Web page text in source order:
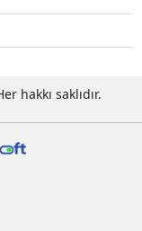
hakkı saklıdır.